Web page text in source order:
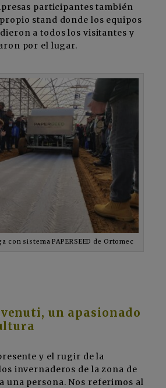
participantes también
stand donde los equipos
a todos los visitantes y
por el lugar.
con sistema PAPERSEED de Ortomec
un apasionado
y el rugir de la
invernaderos de la zona de
una persona. Nos referimos al